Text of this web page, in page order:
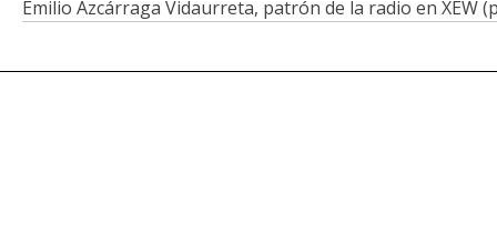
Emilio Azcárraga Vidaurreta, patrón de la radio en XEW